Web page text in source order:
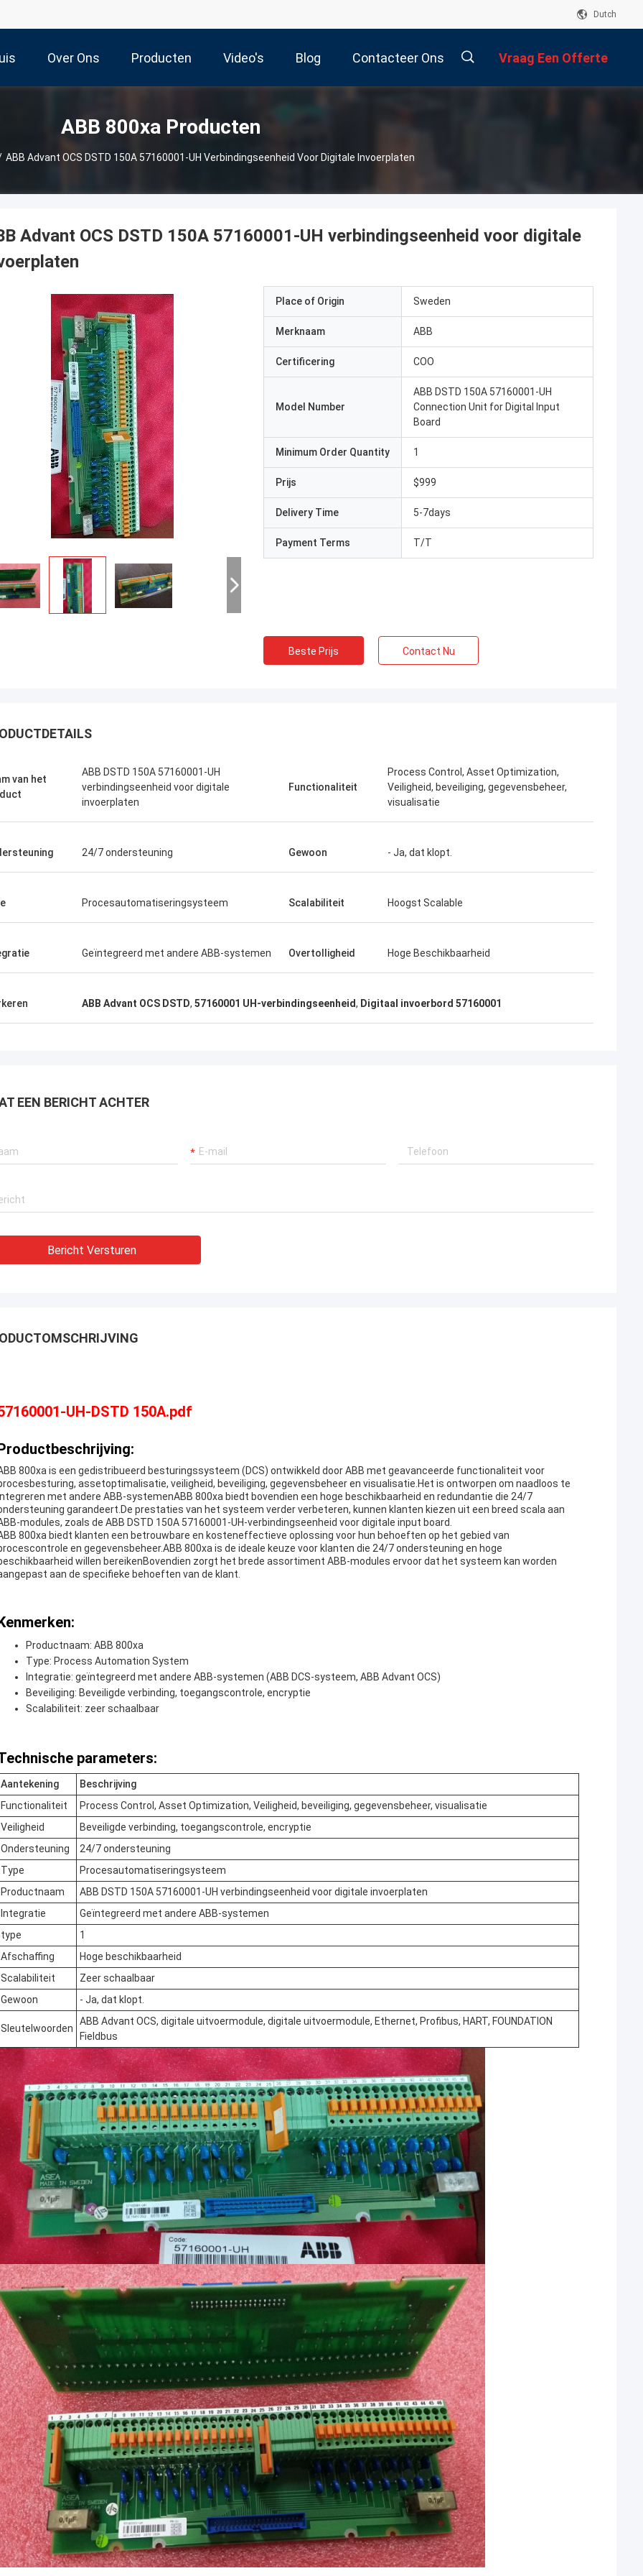
Dutch
Over Ons Producten Video's Blog Contacteer Ons Vraag Een Offerte
ABB 800xa Producten
ABB Advant OCS DSTD 150A 57160001-UH Verbindingseenheid Voor Digitale Invoerplaten
voortdurende hulp en
van hoogwaardige en
Advant OCS DSTD 150A 57160001-UH verbindingseenheid voor digitale
Place of Origin Sweden
Merknaam ABB
Certificering COO
Model Number
ABB DSTD 150A 57160001-UH
Connection Unit for Digital Input
Board
Minimum Order Quantity 1
Prijs $999
Delivery Time 5-7days
Payment Terms T/T
Beste Prijs Contact Nu
van het
ABB DSTD 150A 57160001-UH
verbindingseenheid voor digitale
invoerplaten
Functionaliteit
Process Control, Asset Optimization,
Veiligheid, beveiliging, gegevensbeheer,
visualisatie
24/7 ondersteuning Gewoon - Ja, dat klopt.
Procesautomatiseringsysteem Scalabiliteit Hoogst Scalable
Geïntegreerd met andere ABB-systemen Overtolligheid Hoge Beschikbaarheid
ABB Advant OCS DSTD, 57160001 UH-verbindingseenheid, Digitaal invoerbord 57160001
EEN BERICHT ACHTER
Bericht Versturen
UH-DSTD 150A.pdf
800xa is een gedistribueerd besturingssysteem (DCS) ontwikkeld door ABB met geavanceerde functionaliteit voor
assetoptimalisatie, veiligheid, beveiliging, gegevensbeheer en visualisatie.Het is ontworpen om naadloos te
met andere ABB-systemenABB 800xa biedt bovendien een hoge beschikbaarheid en redundantie die 24/7
garandeert.De prestaties van het systeem verder verbeteren, kunnen klanten kiezen uit een breed scala aan
modules, zoals de ABB DSTD 150A 57160001-UH-verbindingseenheid voor digitale input board.
800xa biedt klanten een betrouwbare en kosteneffectieve oplossing voor hun behoeften op het gebied van
en gegevensbeheer.ABB 800xa is de ideale keuze voor klanten die 24/7 ondersteuning en hoge
willen bereikenBovendien zorgt het brede assortiment ABB-modules ervoor dat het systeem kan worden
aan de specifieke behoeften van de klant.
Productnaam: ABB 800xa
Type: Process Automation System
Integratie: geïntegreerd met andere ABB-systemen (ABB DCS-systeem, ABB Advant OCS)
Beveiliging: Beveiligde verbinding, toegangscontrole, encryptie
Scalabiliteit: zeer schaalbaar
parameters:
Aantekening
Beschrijving
Functionaliteit
Process Control, Asset Optimization, Veiligheid, beveiliging, gegevensbeheer, visualisatie
Veiligheid
Beveiligde verbinding, toegangscontrole, encryptie
Ondersteuning
24/7 ondersteuning
Type
Procesautomatiseringsysteem
Productnaam
ABB DSTD 150A 57160001-UH verbindingseenheid voor digitale invoerplaten
Integratie
Geïntegreerd met andere ABB-systemen
type
1
Afschaffing
Hoge beschikbaarheid
Scalabiliteit
Zeer schaalbaar
Gewoon
- Ja, dat klopt.
Sleutelwoorden
ABB Advant OCS, digitale uitvoermodule, digitale uitvoermodule, Ethernet, Profibus, HART, FOUNDATION
Fieldbus